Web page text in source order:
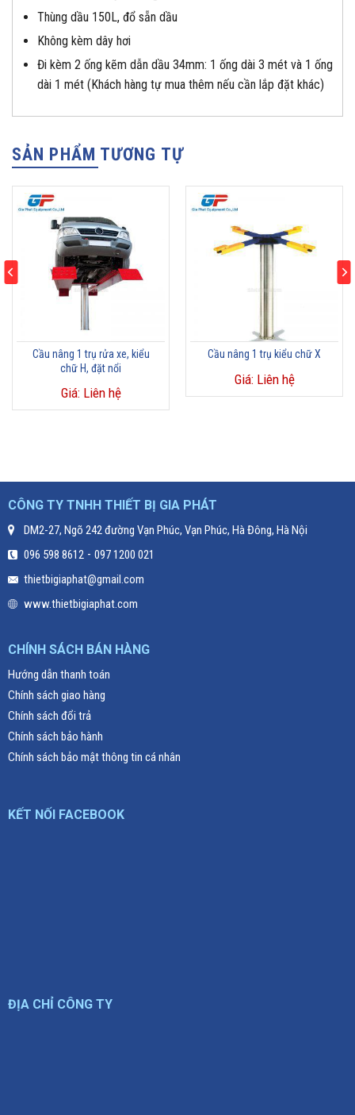
Thùng dầu 150L, đổ sẵn dầu
Không kèm dây hơi
Đi kèm 2 ống kẽm dẫn dầu 34mm: 1 ống dài 3 mét và 1 ống
dài 1 mét (Khách hàng tự mua thêm nếu cần lắp đặt khác)
SẢN PHẨM TƯƠNG TỰ
Cầu nâng 1 trụ rửa xe, kiểu
chữ H, đặt nổi
Giá: Liên hệ
Cầu nâng 1 trụ kiểu chữ X
Giá: Liên hệ
CÔNG TY TNHH THIẾT BỊ GIA PHÁT
DM2-27, Ngõ 242 đường Vạn Phúc, Vạn Phúc, Hà Đông, Hà Nội
096 598 8612- 097 1200 021
thietbigiaphat@gmail.com
www.thietbigiaphat.com
CHÍNH SÁCH BÁN HÀNG
Hướng dẫn thanh toán
Chính sách giao hàng
Chính sách đổi trả
Chính sách bảo hành
Chính sách bảo mật thông tin cá nhân
KẾT NỐI FACEBOOK
ĐỊA CHỈ CÔNG TY